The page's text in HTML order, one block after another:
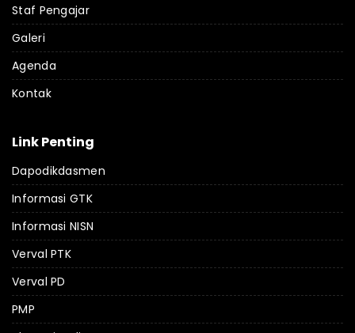
Staf Pengajar
Galeri
Agenda
Kontak
Link Penting
Dapodikdasmen
Informasi GTK
Informasi NISN
Verval PTK
Verval PD
PMP